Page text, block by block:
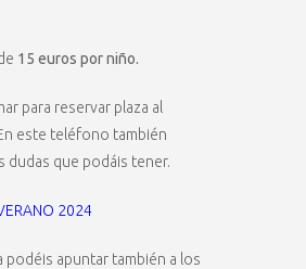
15 euros por niño.
para reservar plaza al
este teléfono también
dudas que podáis tener.
2024
podéis apuntar también a los